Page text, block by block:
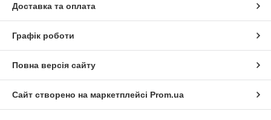
Доставка та оплата
Графік роботи
Повна версія сайту
Сайт створено на маркетплейсі Prom.ua